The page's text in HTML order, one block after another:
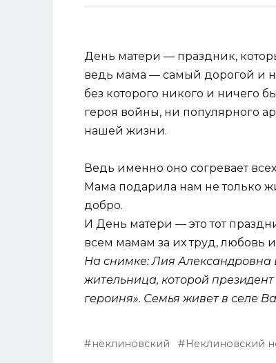
День матери — праздник,
ведь мама — самый дорогой и
без которого никого и ничего
героя войны, ни популярного
нашей жизни.
Ведь именно оно согревает
Мама подарила нам не только
добро.
И День матери — это тот
всем мамам за их труд, любовь и
На снимке: Лия Александровна
жительница, которой
героиня». Семья живет в селе
неклиновский Неклиновский